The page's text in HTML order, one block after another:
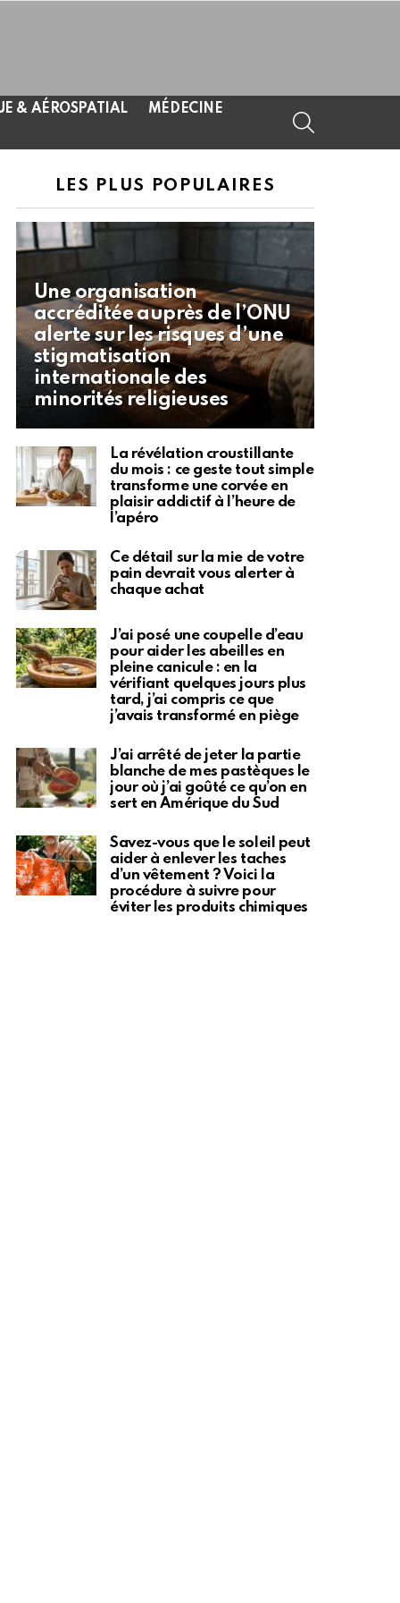
& AÉROSPATIAL
MÉDECINE
LES PLUS POPULAIRES
Une organisation
accréditée auprès de l’ONU
alerte sur les risques d’une
stigmatisation
internationale des
minorités religieuses
La révélation croustillante
du mois : ce geste tout simple
transforme une corvée en
plaisir addictif à l’heure de
l’apéro
Ce détail sur la mie de votre
pain devrait vous alerter à
chaque achat
J’ai posé une coupelle d’eau
pour aider les abeilles en
pleine canicule : en la
vérifiant quelques jours plus
tard, j’ai compris ce que
j’avais transformé en piège
J’ai arrêté de jeter la partie
blanche de mes pastèques le
jour où j’ai goûté ce qu’on en
sert en Amérique du Sud
Savez-vous que le soleil peut
aider à enlever les taches
d’un vêtement ? Voici la
procédure à suivre pour
éviter les produits chimiques